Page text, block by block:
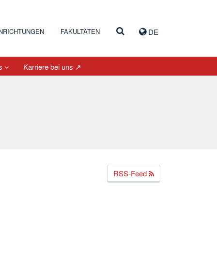
DE
FAKULTÄTEN
Karriere bei uns ↗
RSS-Feed